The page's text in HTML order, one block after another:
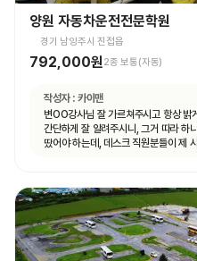
양원 자동차운전전문학원
경기 남양주시 진접읍
792,000원2종 보통(자동)
작성자 : 카이맨
변OO강사님 잘 가르쳐주시고 항상 밝
간단하게 잘 알려주시니, 그거 따라 하니 바로 합격
땄어야 하는데, 데스크 직원분들이 제